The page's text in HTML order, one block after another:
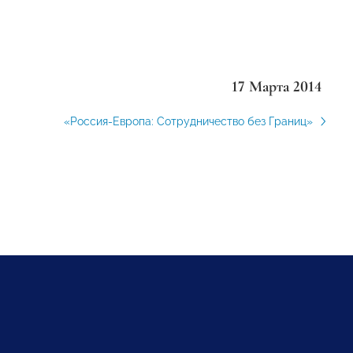
17 Марта 2014
«Россия-Европа: Сотрудничество без Границ»